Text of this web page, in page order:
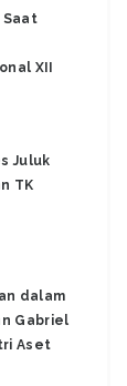
Saat
XII
Juluk
TK
dalam
Gabriel
Aset